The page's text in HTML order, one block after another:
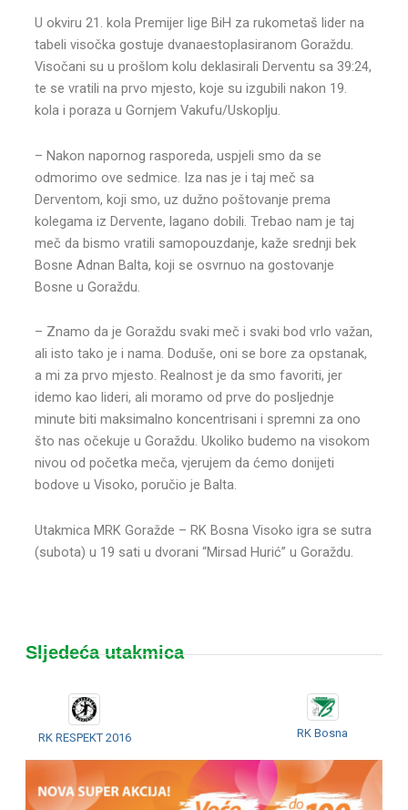
U okviru 21. kola Premijer lige BiH za rukometaš lider na
tabeli visočka gostuje dvanaestoplasiranom Goraždu.
Visočani su u prošlom kolu deklasirali Derventu sa 39:24,
te se vratili na prvo mjesto, koje su izgubili nakon 19.
kola i poraza u Gornjem Vakufu/Uskoplju.
– Nakon napornog rasporeda, uspjeli smo da se
odmorimo ove sedmice. Iza nas je i taj meč sa
Derventom, koji smo, uz dužno poštovanje prema
kolegama iz Dervente, lagano dobili. Trebao nam je taj
meč da bismo vratili samopouzdanje, kaže srednji bek
Bosne Adnan Balta, koji se osvrnuo na gostovanje
Bosne u Goraždu.
– Znamo da je Goraždu svaki meč i svaki bod vrlo važan,
ali isto tako je i nama. Doduše, oni se bore za opstanak,
a mi za prvo mjesto. Realnost je da smo favoriti, jer
idemo kao lideri, ali moramo od prve do posljednje
minute biti maksimalno koncentrisani i spremni za ono
što nas očekuje u Goraždu. Ukoliko budemo na visokom
nivou od početka meča, vjerujem da ćemo donijeti
bodove u Visoko, poručio je Balta.
Utakmica MRK Goražde – RK Bosna Visoko igra se sutra
(subota) u 19 sati u dvorani “Mirsad Hurić” u Goraždu.
Sljedeća utakmica
RK RESPEKT 2016 RK Bosna